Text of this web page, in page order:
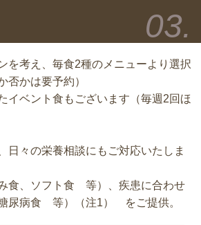
を考え、毎食2種のメニューより選択
否かは要予約）
イベント食もございます（毎週2回ほ
日々の栄養相談にもご対応いたしま
食、ソフト食 等）、疾患に合わせ
尿病食 等）（注1） をご提供。